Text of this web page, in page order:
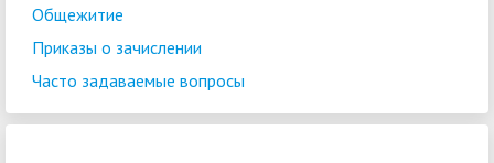
Общежитие
Приказы о зачислении
Часто задаваемые вопросы